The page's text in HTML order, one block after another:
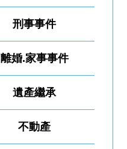
刑事事件
離婚.家事事件
遺產繼承
不動產